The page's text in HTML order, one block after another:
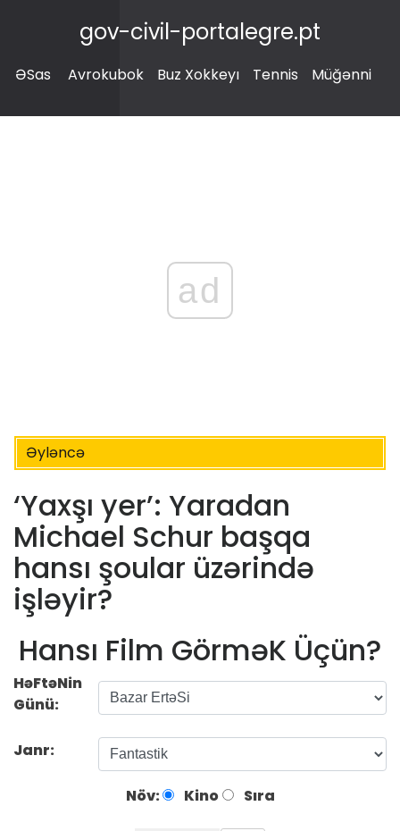
gov-civil-portalegre.pt
ƏSas Avrokubok Buz Xokkeyı Tennis Müğənni
ad
Əyləncə
‘Yaxşı yer’: Yaradan
Michael Schur başqa
hansı şoular üzərində
işləyir?
Hansı Film GörməK Üçün?
HəFtəNin
Günü:
Janr:
Növ: Kino Sıra